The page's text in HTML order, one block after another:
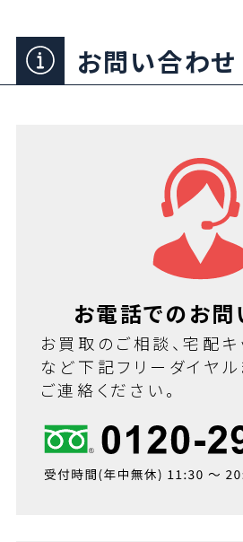
お問い合わせ
お電話でのお
お買取のご相談、宅配キ
など下記フリーダイヤ
ご連絡ください。